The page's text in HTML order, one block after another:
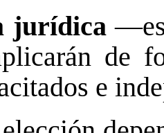
jurídica—es
de
e